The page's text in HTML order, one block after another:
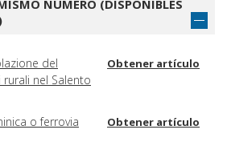
NÚMERO (DISPONIBLES
del
nel Salento
Obtener artículo
o ferrovia
Obtener artículo